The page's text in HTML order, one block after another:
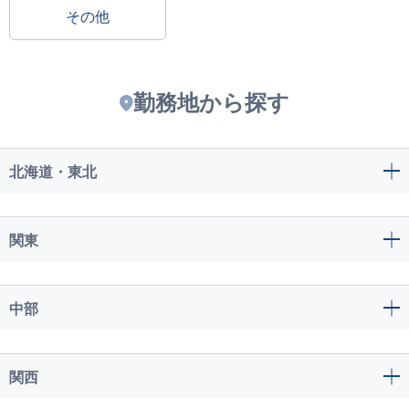
その他
勤務地から探す
北海道・東北
関東
中部
関西